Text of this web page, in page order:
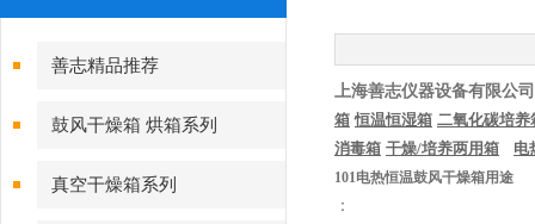
善志精品推荐
鼓风干燥箱 烘箱系列
真空干燥箱系列
上海善志仪器设备有限公
箱 恒温恒湿箱 二氧化碳培养
消毒箱 干燥/培养两用箱 电
101电热恒温鼓风干燥箱用途
：